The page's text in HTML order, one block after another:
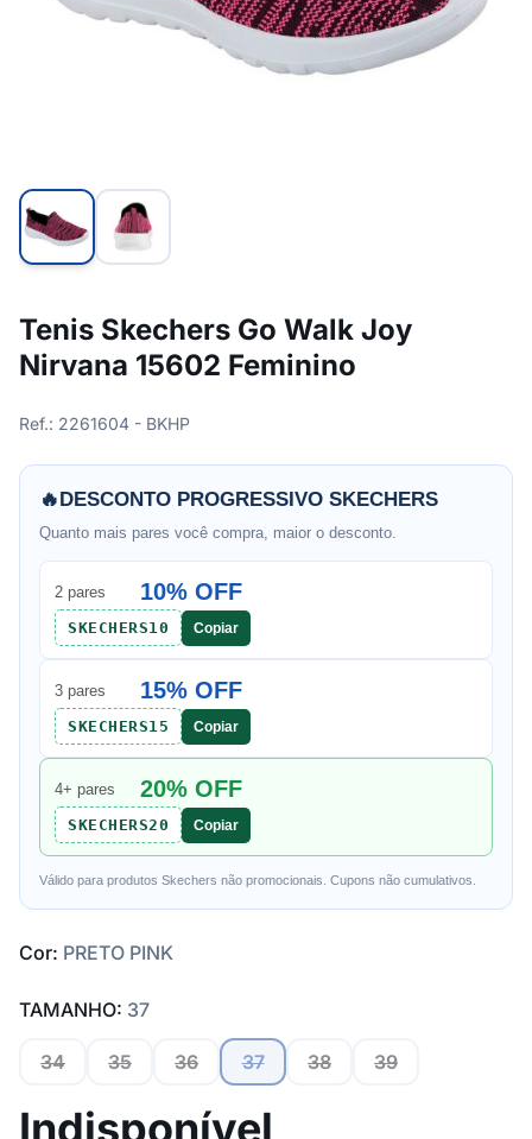
Tenis Skechers Go Walk Joy
Nirvana 15602 Feminino
Ref.: 2261604 - BKHP
🔥DESCONTO PROGRESSIVO SKECHERS
Quanto mais pares você compra, maior o desconto.
2 pares 10% OFF
SKECHERS10 Copiar
3 pares 15% OFF
SKECHERS15 Copiar
4+ pares 20% OFF
SKECHERS20 Copiar
Válido para produtos Skechers não promocionais. Cupons não cumulativos.
Cor: PRETO PINK
TAMANHO: 37
34 35 36 37 38 39
Indisponível